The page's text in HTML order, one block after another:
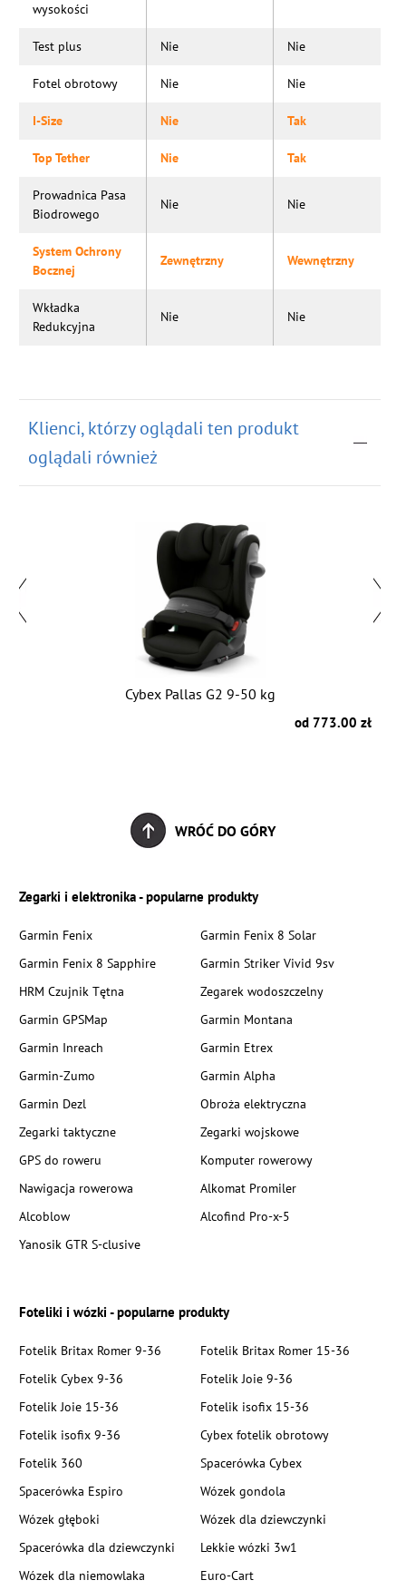
wysokości
Test plus Nie Nie
Fotel obrotowy Nie Nie
I-Size Nie Tak
Top Tether Nie Tak
Prowadnica Pasa
Biodrowego
Nie Nie
System Ochrony
Bocznej
Zewnętrzny Wewnętrzny
Wkładka
Redukcyjna
Nie Nie
Klienci, którzy oglądali ten produkt
oglądali również
Cybex Pallas G2 9-50 kg
od 773.00 zł
WRÓĆ DO GÓRY
Zegarki i elektronika - popularne produkty
Garmin Fenix
Garmin Fenix 8 Solar
Garmin Fenix 8 Sapphire
Garmin Striker Vivid 9sv
HRM Czujnik Tętna
Zegarek wodoszczelny
Garmin GPSMap
Garmin Montana
Garmin Inreach
Garmin Etrex
Garmin-Zumo
Garmin Alpha
Garmin Dezl
Obroża elektryczna
Zegarki taktyczne
Zegarki wojskowe
GPS do roweru
Komputer rowerowy
Nawigacja rowerowa
Alkomat Promiler
Alcoblow
Alcofind Pro-x-5
Yanosik GTR S-clusive
Foteliki i wózki - popularne produkty
Fotelik Britax Romer 9-36
Fotelik Britax Romer 15-36
Fotelik Cybex 9-36
Fotelik Joie 9-36
Fotelik Joie 15-36
Fotelik isofix 15-36
Fotelik isofix 9-36
Cybex fotelik obrotowy
Fotelik 360
Spacerówka Cybex
Spacerówka Espiro
Wózek gondola
Wózek głęboki
Wózek dla dziewczynki
Spacerówka dla dziewczynki
Lekkie wózki 3w1
Wózek dla niemowlaka
Euro-Cart